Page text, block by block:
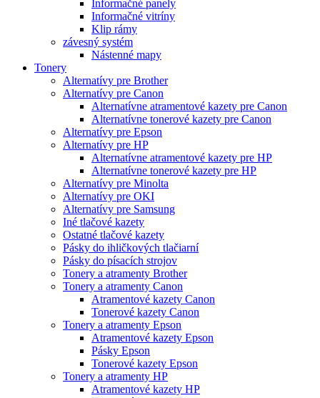
Informačné panely
Informačné vitríny
Klip rámy
závesný systém
Nástenné mapy
Tonery
Alternatívy pre Brother
Alternatívy pre Canon
Alternatívne atramentové kazety pre Canon
Alternatívne tonerové kazety pre Canon
Alternatívy pre Epson
Alternatívy pre HP
Alternatívne atramentové kazety pre HP
Alternatívne tonerové kazety pre HP
Alternatívy pre Minolta
Alternatívy pre OKI
Alternatívy pre Samsung
Iné tlačové kazety
Ostatné tlačové kazety
Pásky do ihličkových tlačiarní
Pásky do písacích strojov
Tonery a atramenty Brother
Tonery a atramenty Canon
Atramentové kazety Canon
Tonerové kazety Canon
Tonery a atramenty Epson
Atramentové kazety Epson
Pásky Epson
Tonerové kazety Epson
Tonery a atramenty HP
Atramentové kazety HP